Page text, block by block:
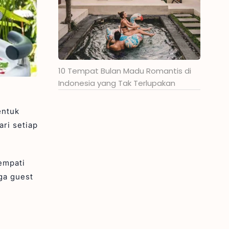
setiap
guest
10 Tempat Bulan Madu Romantis di
Indonesia yang Tak Terlupakan